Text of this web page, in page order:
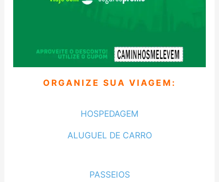
ORGANIZE SUA VIAGEM:
HOSPEDAGEM
ALUGUEL DE CARRO
PASSEIOS